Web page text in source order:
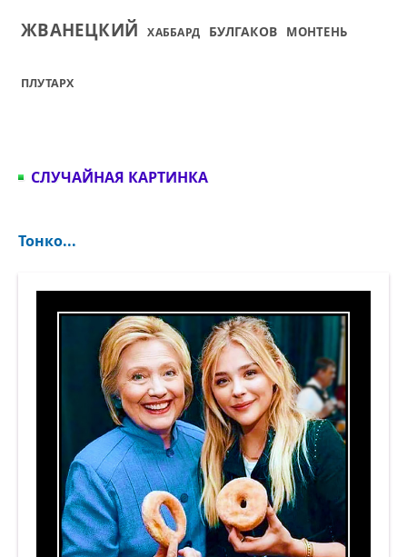
ЖВАНЕЦКИЙ ХАББАРД БУЛГАКОВ МОНТЕНЬ
ПЛУТАРХ
СЛУЧАЙНАЯ КАРТИНКА
Тонко...